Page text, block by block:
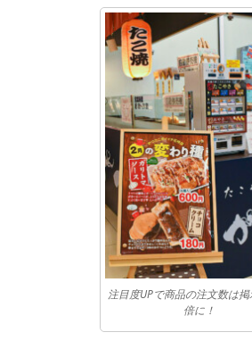
注目度UPで商品の注文数は
倍に！